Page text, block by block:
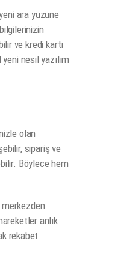
ara yüzüne
ve kredi kartı
nesil yazılım
olan
sipariş ve
Böylece hem
anlık
rekabet